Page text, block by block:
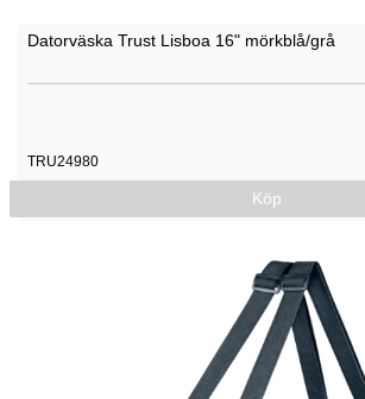
Datorväska Trust Lisboa 16" mörkblå/grå
TRU24980
Köp